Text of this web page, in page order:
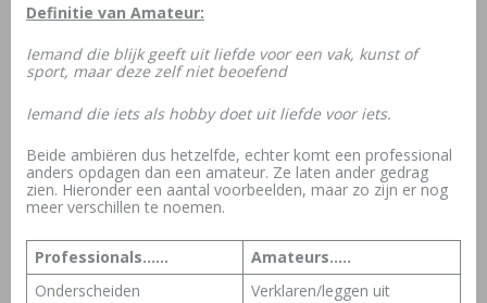
Definitie van Amateur:
Iemand die blijk geeft uit liefde voor een vak, kunst of
sport, maar deze zelf niet beoefend
Iemand die iets als hobby doet uit liefde voor iets.
Beide ambiëren dus hetzelfde, echter komt een professional
anders opdagen dan een amateur. Ze laten ander gedrag
zien. Hieronder een aantal voorbeelden, maar zo zijn er nog
meer verschillen te noemen.
Professionals……
Amateurs…..
Onderscheiden
Verklaren/leggen uit